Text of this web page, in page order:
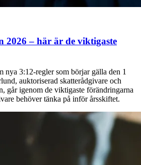
2026 – här är de viktigaste
nya 3:12-regler som börjar gälla den 1
auktoriserad skatterådgivare och
går igenom de viktigaste förändringarna
behöver tänka på inför årsskiftet.